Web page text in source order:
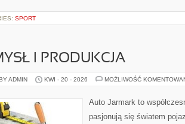
SPORT
I PRODUKCJA
ADMIN KWI - 20 - 2026 MOŻLIWOŚĆ
Auto Jarmark to
pasjonują się światem